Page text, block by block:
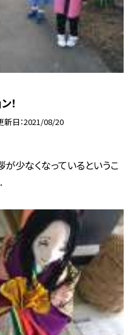
！
新日 2021/08/20
少なくなっているというこ